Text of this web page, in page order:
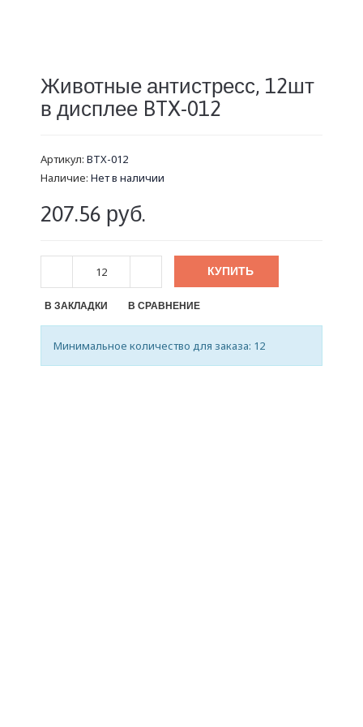
Животные антистресс, 12шт
в дисплее BTX-012
Артикул: BTX-012
Наличие: Нет в наличии
207.56 руб.
КУПИТЬ
В ЗАКЛАДКИ В СРАВНЕНИЕ
Минимальное количество для заказа: 12